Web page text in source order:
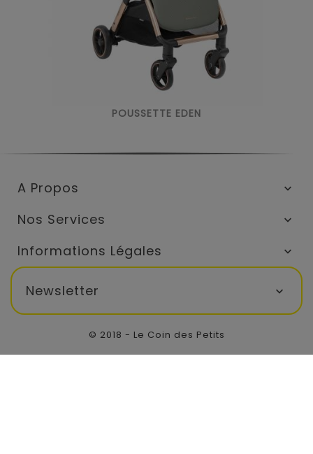
POUSSETTE EDEN
A Propos 
Nos Services 
Informations Légales 
Newsletter 
© 2018 - Le Coin des Petits